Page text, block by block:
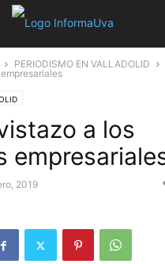
PERIODISMO EN VALLADOLID
a los
2019